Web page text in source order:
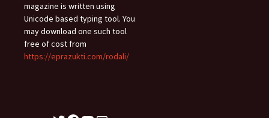
magazine is written using
Unicode based typing tool. You
may download one such tool
free of cost from
https://eprazukti.com/rodali/